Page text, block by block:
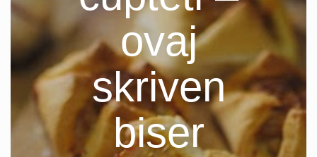
ovaj
skriven
biser